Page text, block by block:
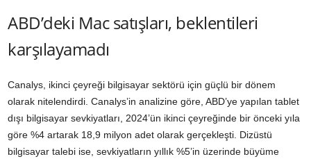
ABD’deki Mac satışları, beklentileri
karşılayamadı
Canalys, ikinci çeyreği bilgisayar sektörü için güçlü bir dönem
olarak nitelendirdi. Canalys’in analizine göre, ABD’ye yapılan tablet
dışı bilgisayar sevkiyatları, 2024’ün ikinci çeyreğinde bir önceki yıla
göre %4 artarak 18,9 milyon adet olarak gerçekleşti. Dizüstü
bilgisayar talebi ise, sevkiyatların yıllık %5’in üzerinde büyüme